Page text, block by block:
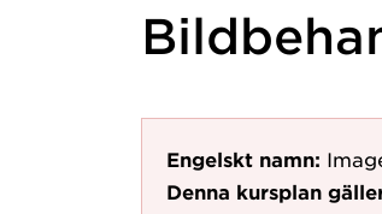
Engelskt namn:
Denna kursplan